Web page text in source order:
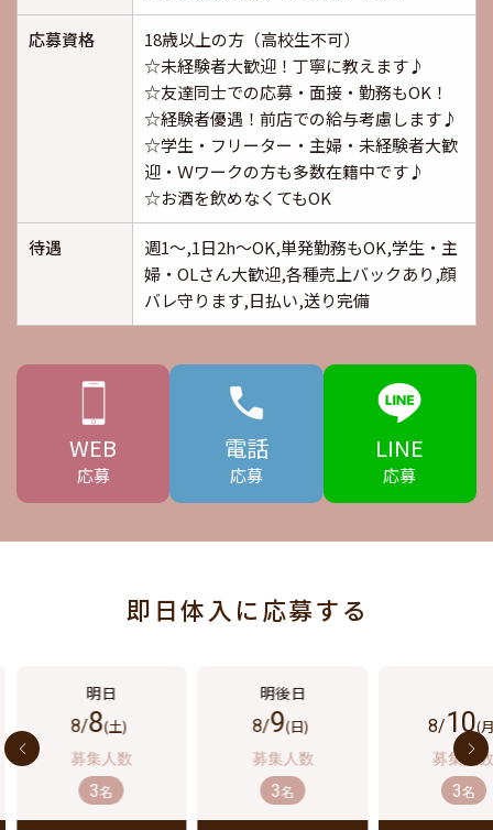
応募資格
18歳以上の方（高校生不可）
☆未経験者大歓迎！丁寧に教えます♪
☆友達同士での応募・面接・勤務もOK！
☆経験者優遇！前店での給与考慮します♪
☆学生・フリーター・主婦・未経験者大歓
迎・Ｗワークの方も多数在籍中です♪
☆お酒を飲めなくてもOK
待遇
週1～,1日2h～OK,単発勤務もOK,学生・主
婦・OLさん大歓迎,各種売上バックあり,顔
バレ守ります,日払い,送り完備
WEB
応募
電話
応募
LINE
応募
即日体入に応募する
8/8(土)
3名
8/9(日)
3名
8/10(
3名